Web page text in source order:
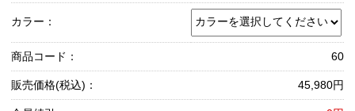
カラー：
商品コード： 60
販売価格(税込)： 45,980円